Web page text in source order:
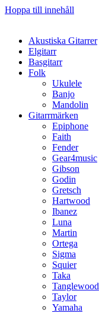
Hoppa till innehåll
Akustiska Gitarrer
Elgitarr
Basgitarr
Folk
Ukulele
Banjo
Mandolin
Gitarrmärken
Epiphone
Faith
Fender
Gear4music
Gibson
Godin
Gretsch
Hartwood
Ibanez
Luna
Martin
Ortega
Sigma
Squier
Taka
Tanglewood
Taylor
Yamaha